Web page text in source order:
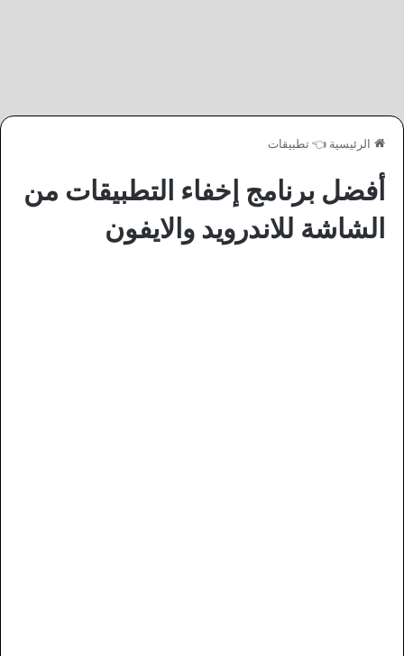
الرئيسية 👈تطبيقات
أفضل برنامج إخفاء التطبيقات من
الشاشة للاندرويد والايفون